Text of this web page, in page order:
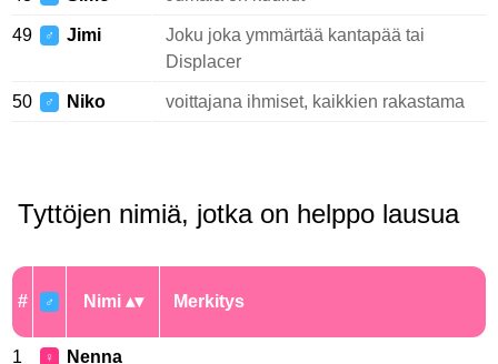
49 ♂ Jimi
Joku joka ymmärtää kantapää tai
Displacer
50 ♂ Niko voittajana ihmiset, kaikkien rakastama
Tyttöjen nimiä, jotka on helppo lausua
# ♂ Nimi Merkitys
1 ♀ Nenna